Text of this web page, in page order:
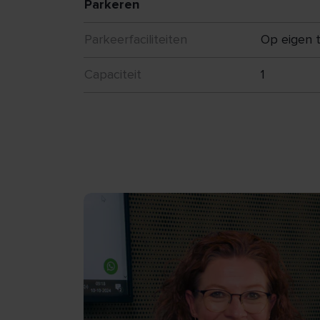
Parkeren
Parkeerfaciliteiten Op eigen
Capaciteit 1